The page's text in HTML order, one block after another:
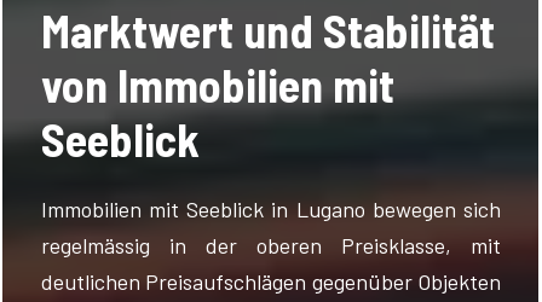
Marktwert und Stabilität
von Immobilien mit
Seeblick
Immobilien mit Seeblick in Lugano bewegen sich
regelmässig in der oberen Preisklasse, mit
deutlichen Preisaufschlägen gegenüber Objekten